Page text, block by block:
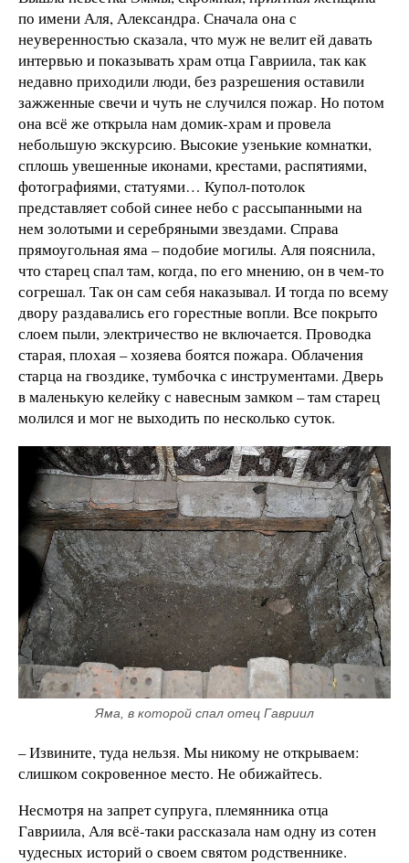
по имени Аля, Александра. Сначала она с
неуверенностью сказала, что муж не велит ей давать
интервью и показывать храм отца Гавриила, так как
недавно приходили люди, без разрешения оставили
зажженные свечи и чуть не случился пожар. Но потом
она всё же открыла нам домик-храм и провела
небольшую экскурсию. Высокие узенькие комнатки,
сплошь увешенные иконами, крестами, распятиями,
фотографиями, статуями… Купол-потолок
представляет собой синее небо с рассыпанными на
нем золотыми и серебряными звездами. Справа
прямоугольная яма – подобие могилы. Аля пояснила,
что старец спал там, когда, по его мнению, он в чем-то
согрешал. Так он сам себя наказывал. И тогда по всему
двору раздавались его горестные вопли. Все покрыто
слоем пыли, электричество не включается. Проводка
старая, плохая – хозяева боятся пожара. Облачения
старца на гвоздике, тумбочка с инструментами. Дверь
в маленькую келейку с навесным замком – там старец
молился и мог не выходить по несколько суток.
Яма, в которой спал отец Гавриил
– Извините, туда нельзя. Мы никому не открываем:
слишком сокровенное место. Не обижайтесь.
Несмотря на запрет супруга, племянника отца
Гавриила, Аля всё-таки рассказала нам одну из сотен
чудесных историй о своем святом родственнике.